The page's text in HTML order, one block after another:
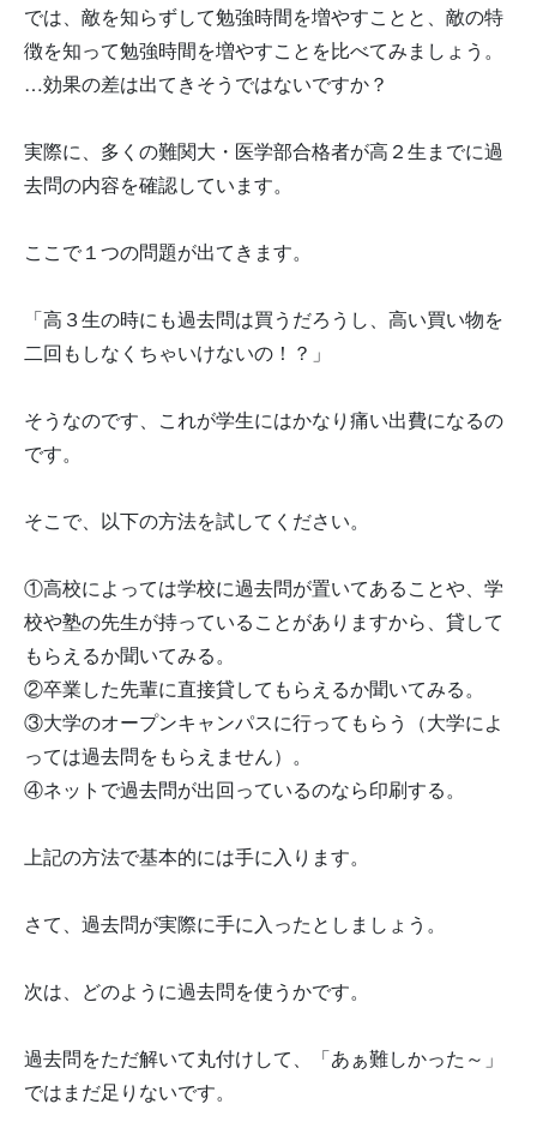
では、敵を知らずして勉強時間を増やすことと、敵の特
徴を知って勉強時間を増やすことを比べてみましょう。
…効果の差は出てきそうではないですか？
実際に、多くの難関大・医学部合格者が高２生までに過
去問の内容を確認しています。
ここで１つの問題が出てきます。
「高３生の時にも過去問は買うだろうし、高い買い物を
二回もしなくちゃいけないの！？」
そうなのです、これが学生にはかなり痛い出費になるの
です。
そこで、以下の方法を試してください。
①高校によっては学校に過去問が置いてあることや、学
校や塾の先生が持っていることがありますから、貸して
もらえるか聞いてみる。
②卒業した先輩に直接貸してもらえるか聞いてみる。
③大学のオープンキャンパスに行ってもらう（大学によ
っては過去問をもらえません）。
④ネットで過去問が出回っているのなら印刷する。
上記の方法で基本的には手に入ります。
さて、過去問が実際に手に入ったとしましょう。
次は、どのように過去問を使うかです。
過去問をただ解いて丸付けして、「あぁ難しかった～」
ではまだ足りないです。